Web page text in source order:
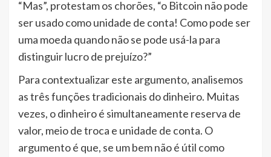
“Mas”, protestam os chorões, “o Bitcoin não pode
ser usado como unidade de conta! Como pode ser
uma moeda quando não se pode usá-la para
distinguir lucro de prejuízo?”
Para contextualizar este argumento, analisemos
as três funções tradicionais do dinheiro. Muitas
vezes, o dinheiro é simultaneamente reserva de
valor, meio de troca e unidade de conta. O
argumento é que, se um bem não é útil como